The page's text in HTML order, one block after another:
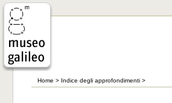
Home > Indice degli approfondimenti >